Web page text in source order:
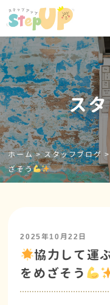
ス
ホーム>スタッフブログ >
ざそう
2025年10月22日
協力して運
をめざそう